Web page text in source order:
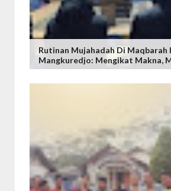
Rutinan Mujahadah Di Maqbarah
Mangkuredjo: Mengikat Makna,